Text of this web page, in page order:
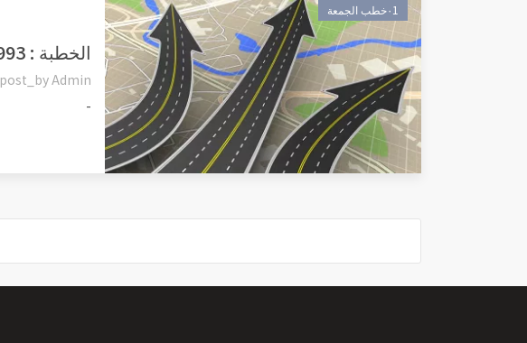
٠1خطب الجمعة
الخطبة : 0993 - معاني الهجرة - التجديد في الهجرة
post_byAdmin
-